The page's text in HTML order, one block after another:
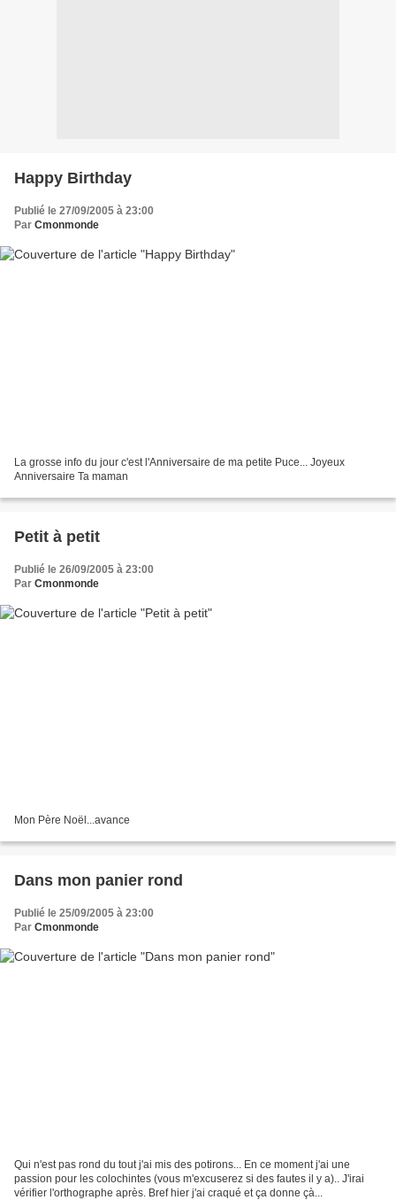
Happy Birthday
Publié le 27/09/2005 à 23:00
Par Cmonmonde
La grosse info du jour c'est l'Anniversaire de ma petite Puce... Joyeux
Anniversaire Ta maman
Petit à petit
Publié le 26/09/2005 à 23:00
Par Cmonmonde
Mon Père Noël...avance
Dans mon panier rond
Publié le 25/09/2005 à 23:00
Par Cmonmonde
Qui n'est pas rond du tout j'ai mis des potirons... En ce moment j'ai une
passion pour les colochintes (vous m'excuserez si des fautes il y a).. J'irai
vérifier l'orthographe après. Bref hier j'ai craqué et ça donne çà...